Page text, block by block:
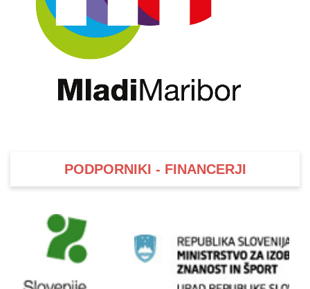
PODPORNIKI - FINANCERJI